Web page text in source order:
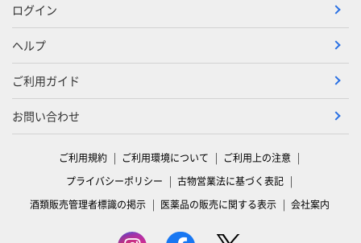
ログイン
ヘルプ
ご利用ガイド
お問い合わせ
ご利用規約 ご利用環境について
ご利用上の注意
プライバシーポリシー
古物営業法に基づく表記
酒類販売管理者標識の掲示
医薬品の販売に関する表示 会社案内